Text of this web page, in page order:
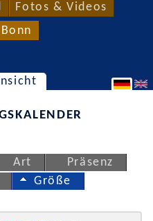
Fotos & Videos
Art
Präsenz
Größe